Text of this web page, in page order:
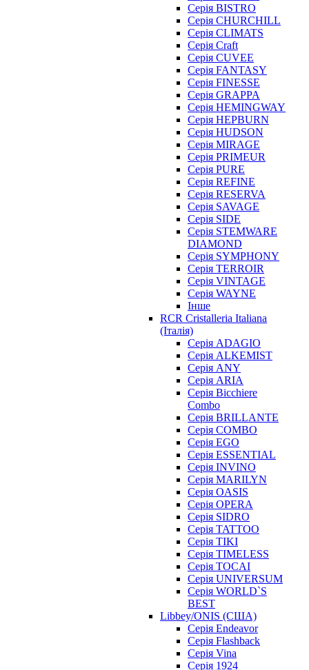
Серія BISTRO
Серія CHURCHILL
Серія CLIMATS
Серія Craft
Серія CUVEE
Серія FANTASY
Серія FINESSE
Серія GRAPPA
Серія HEMINGWAY
Серія HEPBURN
Серія HUDSON
Серія MIRAGE
Серія PRIMEUR
Серія PURE
Серія REFINE
Серія RESERVA
Серія SAVAGE
Серія SIDE
Серія STEMWARE
DIAMOND
Серія SYMPHONY
Серія TERROIR
Серія VINTAGE
Серія WAYNE
Інше
RCR Cristalleria Italiana
(Італія)
Серія ADAGIO
Серія ALKEMIST
Серія ANY
Серія ARIA
Серія Bicchiere
Combo
Серія BRILLANTE
Серія COMBO
Серія EGO
Серія ESSENTIAL
Серія INVINO
Серія MARILYN
Серія OASIS
Серія OPERA
Серія SIDRO
Серія TATTOO
Серія TIKI
Серія TIMELESS
Серія TOCAI
Серія UNIVERSUM
Серія WORLD`S
BEST
Libbey/ONIS (США)
Cерія Endeavor
Cерія Flashback
Cерія Vina
Серія 1924